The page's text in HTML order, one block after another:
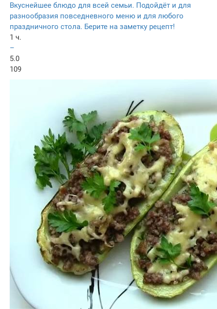
Вкуснейшее блюдо для всей семьи. Подойдёт и для
разнообразия повседневного меню и для любого
праздничного стола. Берите на заметку рецепт!
1 ч.
–
5.0
109